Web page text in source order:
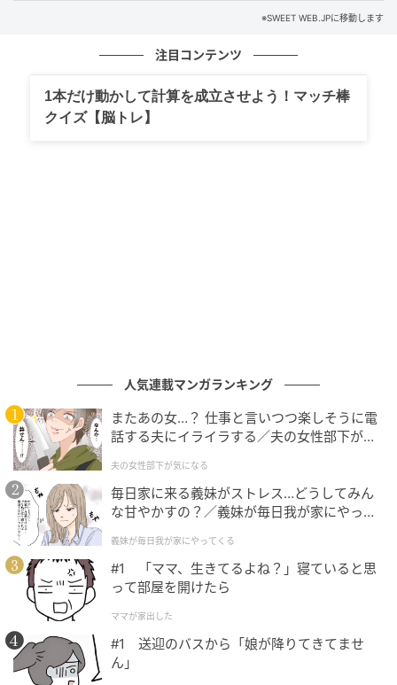
※SWEET WEB.JPに移動します
注目コンテンツ
1本だけ動かして計算を成立させよう！マッチ棒
クイズ【脳トレ】
人気連載マンガランキング
またあの女…？ 仕事と言いつつ楽しそうに電
話する夫にイライラする／夫の女性部下が気
夫の女性部下が気になる
毎日家に来る義妹がストレス…どうしてみん
な甘やかすの？／義妹が毎日我が家にやって
が】
義妹が毎日我が家にやってくる
#1 「ママ、生きてるよね？」寝ていると思
って部屋を開けたら
ママが家出した
#1 送迎のバスから「娘が降りてきてませ
ん」